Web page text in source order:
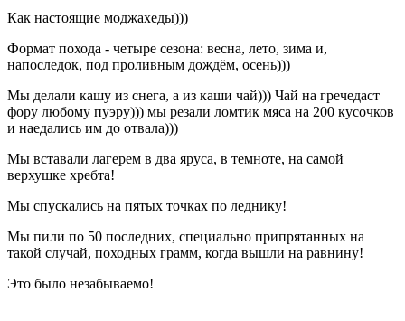
Как настоящие моджахеды)))
Формат похода - четыре сезона: весна, лето, зима и,
напоследок, под проливным дождём, осень)))
Мы делали кашу из снега, а из каши чай))) Чай на гречедаст
фору любому пуэру))) мы резали ломтик мяса на 200 кусочков
и наедались им до отвала)))
Мы вставали лагерем в два яруса, в темноте, на самой
верхушке хребта!
Мы спускались на пятых точках по леднику!
Мы пили по 50 последних, специально припрятанных на
такой случай, походных грамм, когда вышли на равнину!
Это было незабываемо!